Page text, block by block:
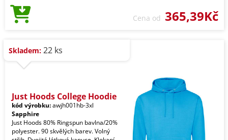
Cena od 365,39Kč
Skladem: 22 ks
Just Hoods College Hoodie
kód výrobku:awjh001hb-3xl
Sapphire
Just Hoods 80% Ringspun bavlna/20%
polyester. 90 skvělých barev. Volný